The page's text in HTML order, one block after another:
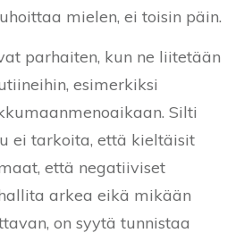
mielen, ei toisin päin.
parhaiten, kun ne liitetään
esimerkiksi
Silti
ei tarkoita, että kieltäisit
että negatiiviset
arkea eikä mikään
on syytä tunnistaa